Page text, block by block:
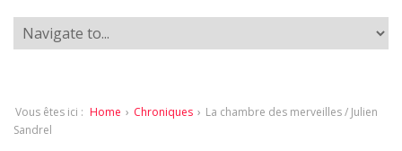
Vous êtes ici : Home › Chroniques › La chambre des merveilles / Julien
Sandrel